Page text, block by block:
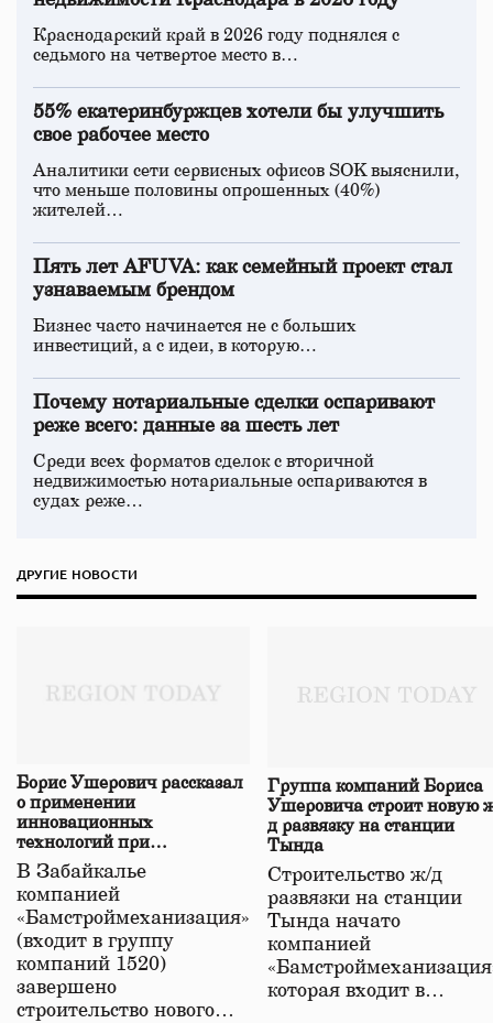
Краснодарский край в 2026 году поднялся с
седьмого на четвертое место в…
55% екатеринбуржцев хотели бы улучшить
свое рабочее место
Аналитики сети сервисных офисов SOK выяснили,
что меньше половины опрошенных (40%)
жителей…
Пять лет AFUVA: как семейный проект стал
узнаваемым брендом
Бизнес часто начинается не с больших
инвестиций, а с идеи, в которую…
Почему нотариальные сделки оспаривают
реже всего: данные за шесть лет
Среди всех форматов сделок с вторичной
недвижимостью нотариальные оспариваются в
судах реже…
ДРУГИЕ НОВОСТИ
Борис Ушерович рассказал
о применении
инновационных
технологий при
строительстве нового моста
в Забайкалье
В Забайкалье
компанией
«Бамстроймеханизация»
(входит в группу
компаний 1520)
завершено
строительство нового…
Группа компаний Бориса
Ушеровича строит новую
д развязку на станции
Тында
Строительство ж/д
развязки на станции
Тында начато
компанией
которая входит в…